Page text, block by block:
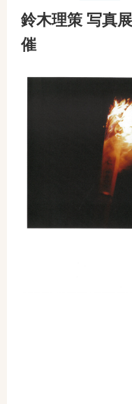
鈴木理策 写真
催